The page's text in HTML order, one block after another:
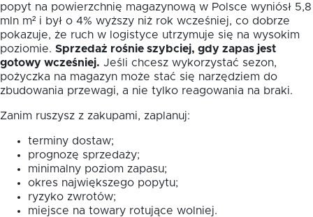
popyt na powierzchnię magazynową w Polsce wyniósł 5,8
mln m² i był o 4% wyższy niż rok wcześniej, co dobrze
pokazuje, że ruch w logistyce utrzymuje się na wysokim
poziomie. Sprzedaż rośnie szybciej, gdy zapas jest
gotowy wcześniej. Jeśli chcesz wykorzystać sezon,
pożyczka na magazyn może stać się narzędziem do
zbudowania przewagi, a nie tylko reagowania na braki.
Zanim ruszysz z zakupami, zaplanuj:
terminy dostaw;
prognozę sprzedaży;
minimalny poziom zapasu;
okres największego popytu;
ryzyko zwrotów;
miejsce na towary rotujące wolniej.